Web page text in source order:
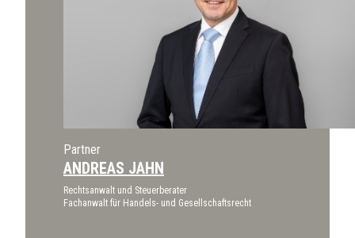
Partner
ANDREAS JAHN
Rechtsanwalt und Steuerberater
Fachanwalt für Handels- und Gesellschaftsrecht